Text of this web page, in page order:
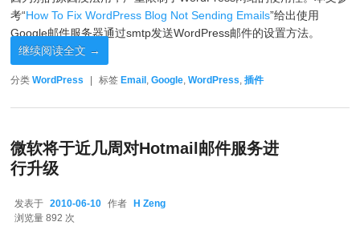
考“How To Fix WordPress Blog Not Sending Emails”给出使用
Google邮件服务器通过smtp发送WordPress邮件的设置方法。
继续阅读全文 →
分类 WordPress | 标签 Email ,Google ,WordPress ,插件
微软将于近几周对Hotmail邮件服务进
行升级
发表于 2010-06-10 作者 H Zeng
浏览量 892 次